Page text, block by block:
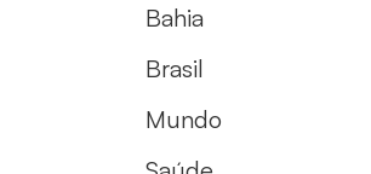
Bahia
Brasil
Mundo